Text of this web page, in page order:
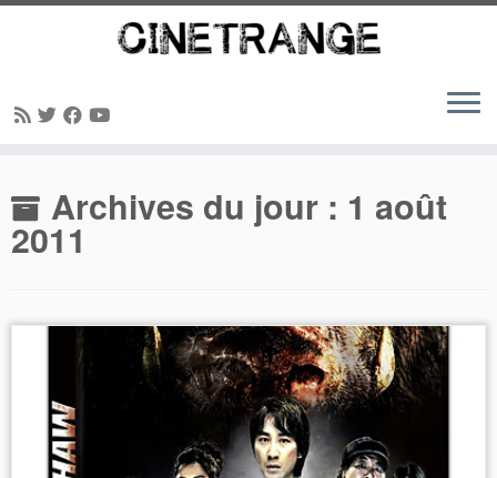
au
contenuArchives du jour : 1 août
2011